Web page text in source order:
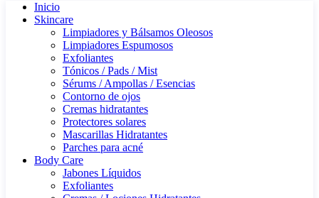
Inicio
Skincare
Limpiadores y Bálsamos Oleosos
Limpiadores Espumosos
Exfoliantes
Tónicos / Pads / Mist
Sérums / Ampollas / Esencias
Contorno de ojos
Cremas hidratantes
Protectores solares
Mascarillas Hidratantes
Parches para acné
Body Care
Jabones Líquidos
Exfoliantes